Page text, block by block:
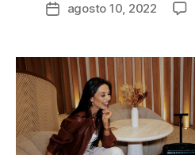
agosto 10, 2022